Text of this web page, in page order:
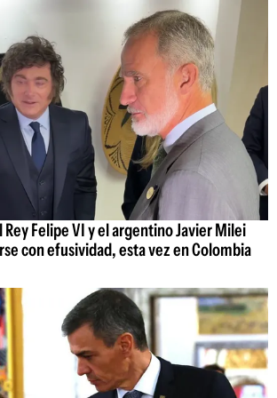
Rey Felipe VI y el argentino Javier Milei
con efusividad, esta vez en Colombia